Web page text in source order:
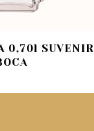
0,70l SUVENIR